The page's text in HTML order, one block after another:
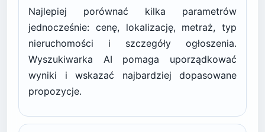
Najlepiej porównać kilka parametrów
jednocześnie: cenę, lokalizację, metraż, typ
nieruchomości i szczegóły ogłoszenia.
Wyszukiwarka AI pomaga uporządkować
wyniki i wskazać najbardziej dopasowane
propozycje.